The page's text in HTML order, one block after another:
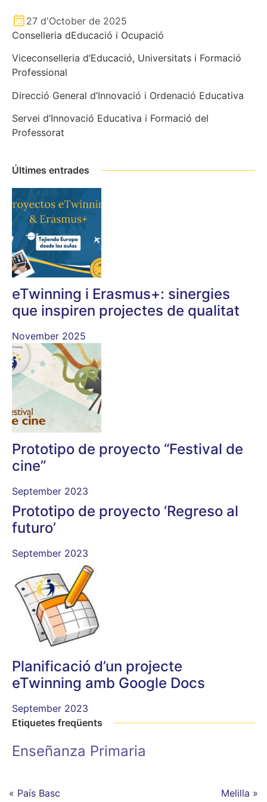
27 d'October de 2025
Conselleria dEducació i Ocupació
Viceconselleria d’Educació, Universitats i Formació
Professional
Direcció General d’Innovació i Ordenació Educativa
Servei d’Innovació Educativa i Formació del
Professorat
Últimes entrades
eTwinning i Erasmus+: sinergies
que inspiren projectes de qualitat
November 2025
Prototipo de proyecto “Festival de
cine”
September 2023
Prototipo de proyecto ‘Regreso al
futuro’
September 2023
Planificació d’un projecte
eTwinning amb Google Docs
September 2023
Etiquetes freqüents
Enseñanza Primaria
« País Basc Melilla »